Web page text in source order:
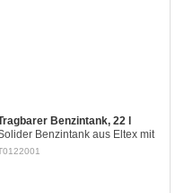
Benzintank, 22 l
Benzintank aus Eltex mit
Wird